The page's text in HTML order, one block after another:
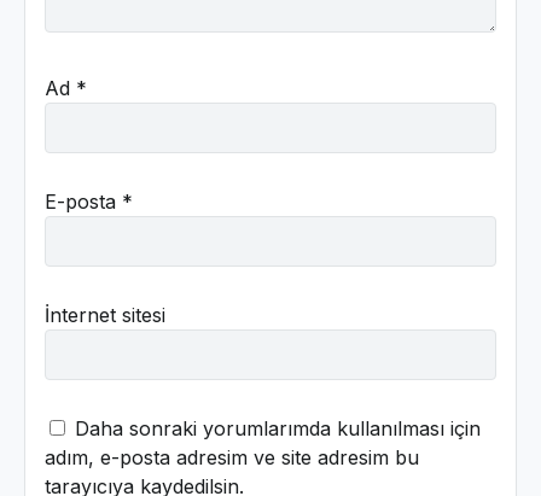
Ad *
E-posta *
İnternet sitesi
Daha sonraki yorumlarımda kullanılması için
adım, e-posta adresim ve site adresim bu
tarayıcıya kaydedilsin.